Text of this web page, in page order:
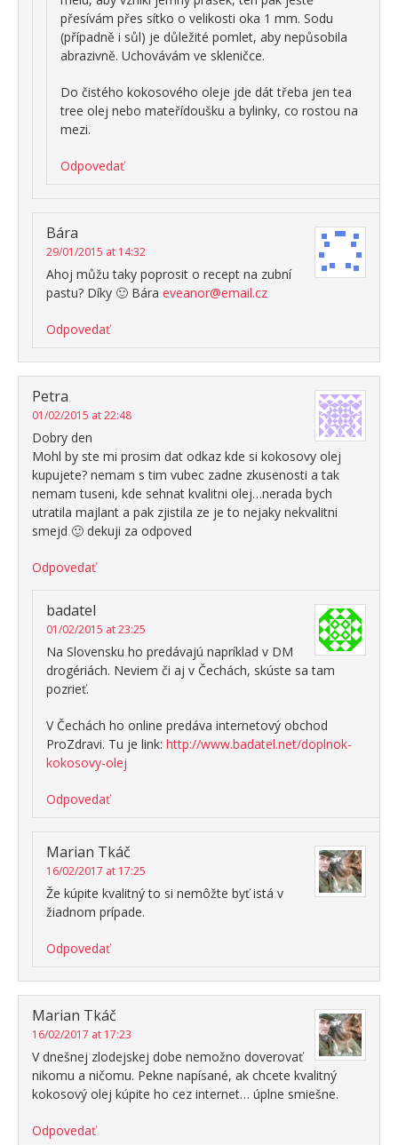
přesívám přes sítko o velikosti oka 1 mm. Sodu
(případně i sůl) je důležité pomlet, aby nepůsobila
abrazivně. Uchovávám ve skleničce.
Do čistého kokosového oleje jde dát třeba jen tea
tree olej nebo mateřídoušku a bylinky, co rostou na
mezi.
Odpovedať
Bára
29/01/2015 at 14:32
Ahoj můžu taky poprosit o recept na zubní
pastu? Díky 🙂 Bára eveanor@email.cz
Odpovedať
Petra
01/02/2015 at 22:48
Dobry den
Mohl by ste mi prosim dat odkaz kde si kokosovy olej
kupujete? nemam s tim vubec zadne zkusenosti a tak
nemam tuseni, kde sehnat kvalitni olej…nerada bych
utratila majlant a pak zjistila ze je to nejaky nekvalitni
smejd 🙂 dekuji za odpoved
Odpovedať
badatel
01/02/2015 at 23:25
Na Slovensku ho predávajú napríklad v DM
drogériách. Neviem či aj v Čechách, skúste sa tam
pozrieť.
V Čechách ho online predáva internetový obchod
ProZdravi. Tu je link: http://www.badatel.net/doplnok-
kokosovy-olej
Odpovedať
Marian Tkáč
16/02/2017 at 17:25
Že kúpite kvalitný to si nemôžte byť istá v
žiadnom prípade.
Odpovedať
Marian Tkáč
16/02/2017 at 17:23
V dnešnej zlodejskej dobe nemožno doverovať
nikomu a ničomu. Pekne napísané, ak chcete kvalitný
kokosový olej kúpite ho cez internet… úplne smiešne.
Odpovedať